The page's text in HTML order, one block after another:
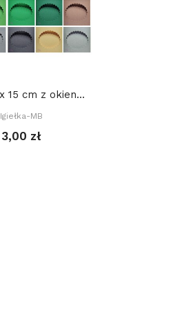
Baza 15 x 15 cm z okienkiem OWAL DEKORACYJNY...
Igiełka-MB
3,00 zł